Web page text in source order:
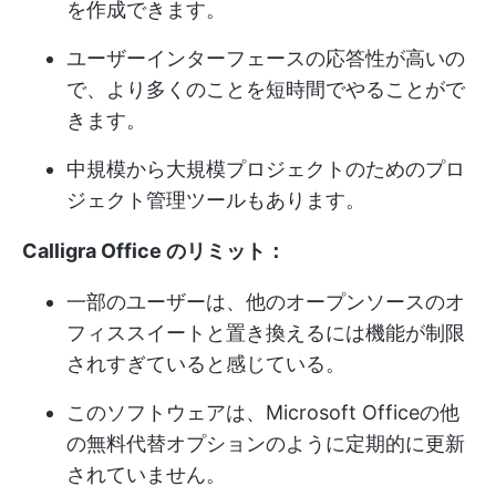
を作成できます。
ユーザーインターフェースの応答性が高いの
で、より多くのことを短時間でやることがで
きます。
中規模から大規模プロジェクトのためのプロ
ジェクト管理ツールもあります。
Calligra Office のリミット：
一部のユーザーは、他のオープンソースのオ
フィススイートと置き換えるには機能が制限
されすぎていると感じている。
このソフトウェアは、Microsoft Officeの他
の無料代替オプションのように定期的に更新
されていません。